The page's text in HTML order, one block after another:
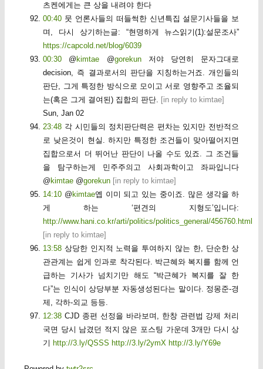
츠켄에게는 큰 상을 내려야 한다
00:40 뭇 언론사들의 떠들썩한 신년특집 설문기사들을 보
며, 다시 상기하는글: “현명하게 뉴스읽기(1):설문조사”
https://capcold.net/blog/6039
00:30
@ kimtae @gorekun저야 당연히 문자그대로
decision, 즉 결과로서의 판단을 지칭하는거죠. 개인들의
판단, 그게 특정한 방식으로 모이고 서로 영향주고 조율되
는(혹은 그게 결여된) 집합의 판단. [in reply to kimtae]
Sun, Jan 02
23:48 각 시민들의 정치판단력은 편차는 있지만 전반적으
로 낮은것이 현실. 하지만 특정한 조건들이 맞아떨어지면
집합으로서 더 뛰어난 판단이 나올 수도 있죠. 그 조건들
을 탐구하는게 민주주의고 사회과학이고 좌파입니다
@ kimtae @gorekun [in reply to kimtae]
14:10 @ kimtae옙 이미 되고 있는 중이죠. 많은 생각을 하
게 하는 ‘편견의 지형도’입니다:
http://www.hani.co.kr/arti/politics/politics_general/456760.html
[in reply to kimtae]
13:58 상당한 인지적 노력을 투여하지 않는 한, 단순한 상
관관계는 쉽게 인과로 착각된다. 박근혜와 복지를 함께 언
급하는 기사가 넘치기만 해도 “박근혜가 복지를 잘 한
다”는 인식이 상당부분 자동생성된다는 말이다. 정몽준-경
제, 각하-외교 등등.
12:38 CJD 종편 선정을 바라보며, 한창 관련법 강제 처리
국면 당시 남겼던 적지 않은 포스팅 가운데 3개만 다시 상
기 http://3.ly/QSSS http://3.ly/2ymX http://3.ly/Y69e